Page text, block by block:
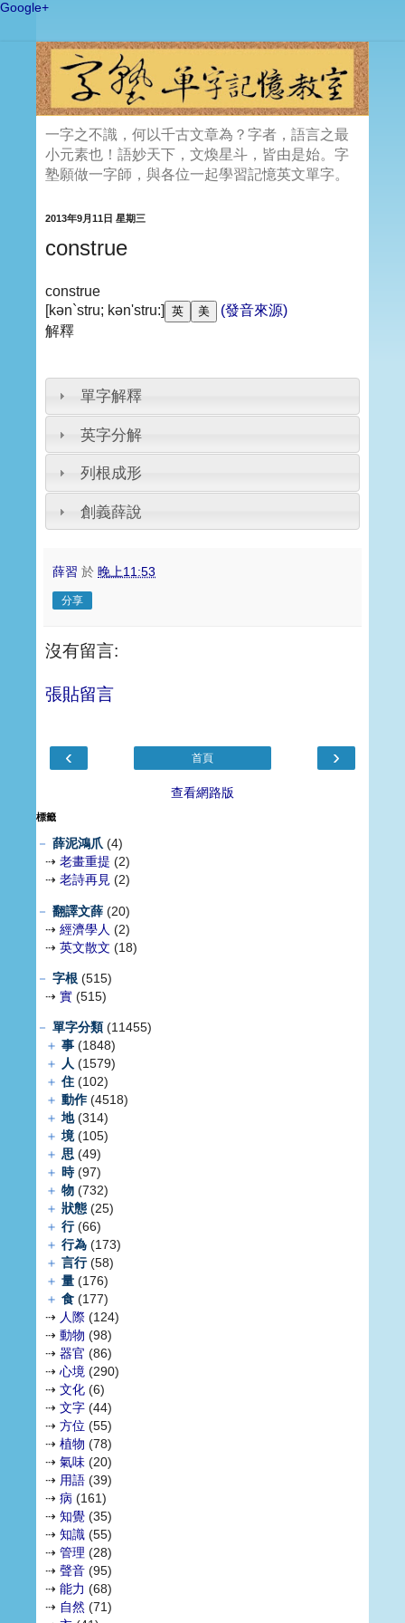
Google+
一字之不識，何以千古文章為？字者，語言之最
小元素也！語妙天下，文煥星斗，皆由是始。字
塾願做一字師，與各位一起學習記憶英文單字。
2013年9月11日 星期三
construe
construe
[kən`stru; kən'stru:]
(發音來源)
解釋
單字解釋
英字分解
列根成形
創義薛說
薛習 於 晚上11:53
分享
沒有留言:
張貼留言
‹ ›
首頁
查看網路版
標籤
－ 薛泥鴻爪 (4)
⇢ 老畫重提 (2)
⇢ 老詩再見 (2)
－ 翻譯文薛 (20)
⇢ 經濟學人 (2)
⇢ 英文散文 (18)
－ 字根 (515)
⇢ 實 (515)
－ 單字分類(11455)
＋ 事 (1848)
＋ 人 (1579)
＋ 住 (102)
＋ 動作(4518)
＋ 地(314)
＋ 境(105)
＋ 思 (49)
＋ 時(97)
＋ 物 (732)
＋ 狀態 (25)
＋ 行(66)
＋ 行為 (173)
＋ 言行(58)
＋ 量 (176)
＋ 食 (177)
⇢ 人際 (124)
⇢ 動物 (98)
⇢ 器官 (86)
⇢ 心境 (290)
⇢ 文化 (6)
⇢ 文字 (44)
⇢ 方位 (55)
⇢ 植物 (78)
⇢ 氣味 (20)
⇢ 用語 (39)
⇢ 病 (161)
⇢ 知覺 (35)
⇢ 知識 (55)
⇢ 管理 (28)
⇢ 聲音 (95)
⇢ 能力 (68)
⇢ 自然 (71)